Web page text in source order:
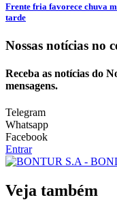
Frente fria favorece chuva
tarde
Nossas notícias no
Receba as notícias do
mensagens.
Telegram
Whatsapp
Facebook
Entrar
Veja também